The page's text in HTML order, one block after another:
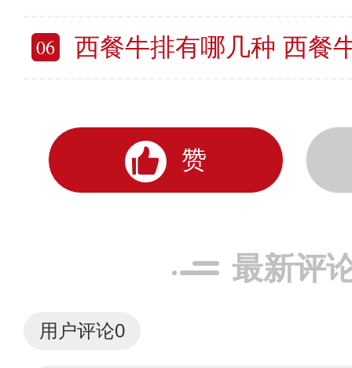
06 西餐牛排有哪几种 西餐
赞
最新评
用户评论0